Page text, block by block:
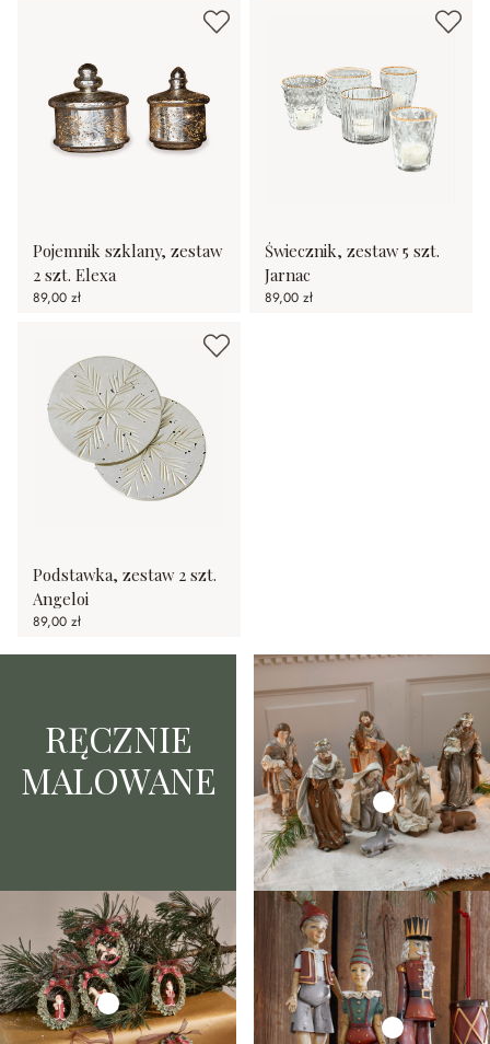
Pojemnik szklany, zestaw
2 szt. Elexa
89,00 zł
Świecznik, zestaw 5 szt.
Jarnac
89,00 zł
Podstawka, zestaw 2 szt.
Angeloi
89,00 zł
RĘCZNIE
MALOWANE